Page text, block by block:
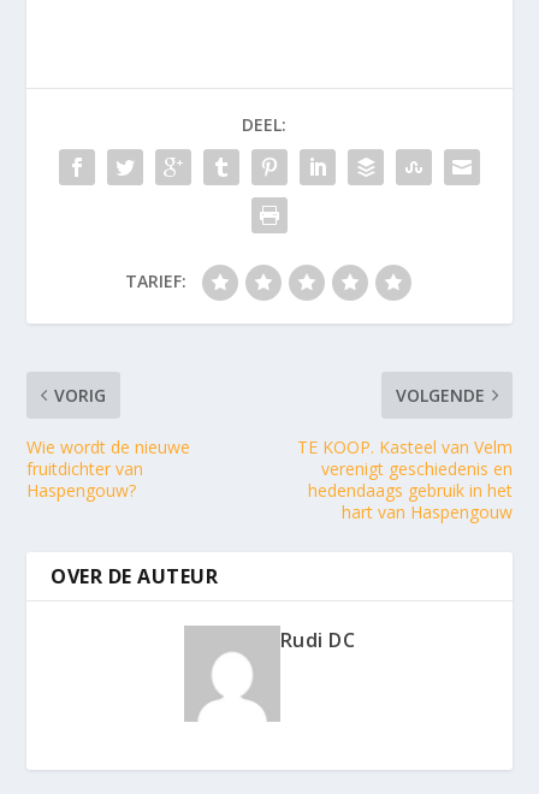
DEEL:
TARIEF:
VORIG
Wie wordt de nieuwe
fruitdichter van
Haspengouw?
VOLGENDE
TE KOOP. Kasteel van Velm
verenigt geschiedenis en
hedendaags gebruik in het
hart van Haspengouw
OVER DE AUTEUR
Rudi DC